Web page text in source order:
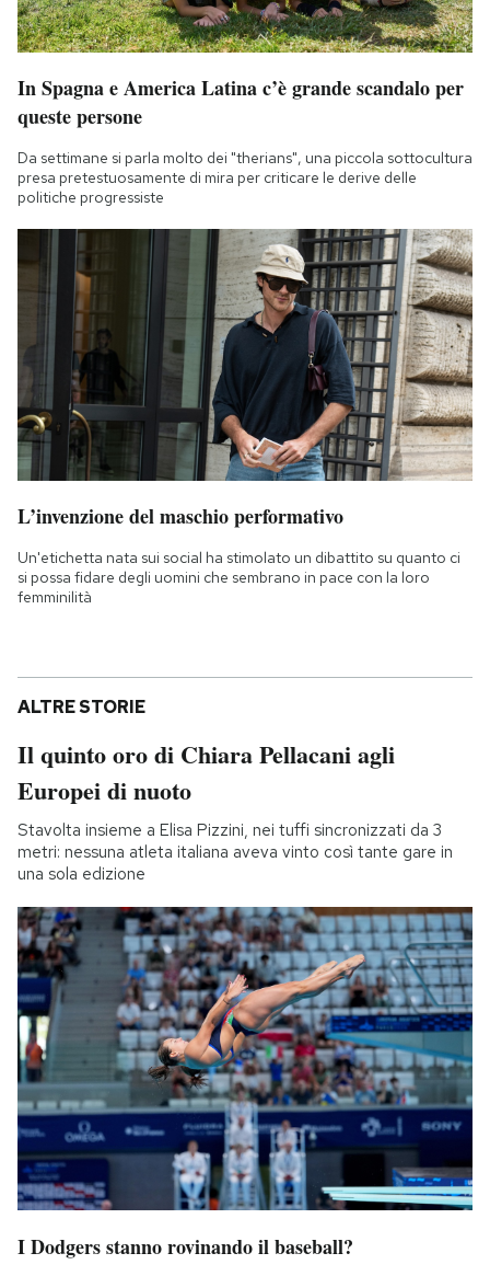
In Spagna e America Latina c’è grande scandalo per
queste persone
Da settimane si parla molto dei "therians", una piccola sottocultura
presa pretestuosamente di mira per criticare le derive delle
politiche progressiste
L’invenzione del maschio performativo
Un'etichetta nata sui social ha stimolato un dibattito su quanto ci
si possa fidare degli uomini che sembrano in pace con la loro
femminilità
ALTRE STORIE
Il quinto oro di Chiara Pellacani agli
Europei di nuoto
Stavolta insieme a Elisa Pizzini, nei tuffi sincronizzati da 3
metri: nessuna atleta italiana aveva vinto così tante gare in
una sola edizione
I Dodgers stanno rovinando il baseball?